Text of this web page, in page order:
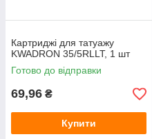
Картриджі для татуажу
KWADRON 35/5RLLT, 1 шт
Готово до відправки
69,96 ₴
Купити